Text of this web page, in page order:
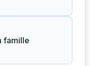
famille